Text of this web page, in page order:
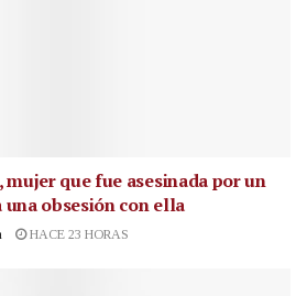
que fue asesinada por un
obsesión con ella
HACE 23 HORAS